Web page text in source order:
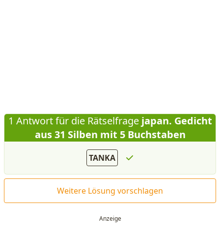
1 Antwort für die Rätselfragejapan. Gedicht
aus 31 Silben mit 5 Buchstaben
TANKA
Weitere Lösung vorschlagen